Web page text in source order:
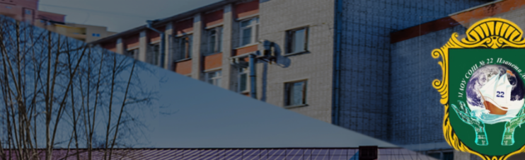
Skip to content